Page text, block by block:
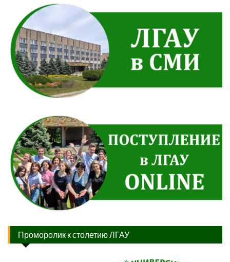
Проморолик к столетию ЛГАУ